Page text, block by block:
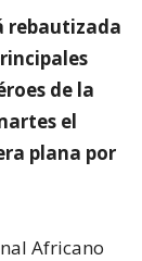
rebautizada
de la
el
plana por
Africano